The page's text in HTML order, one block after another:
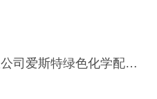
广安爱斯特健康科技有限公司爱斯特绿色化学配套中试平台项目全本及公众参与说明公示